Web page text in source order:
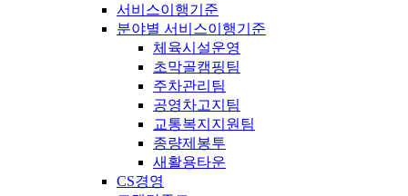
서비스이행기준
분야별 서비스이행기준
체육시설운영
초막골캠핑팀
주차관리팀
공영차고지팀
교통복지지원팀
종량제봉투
새활용타운
CS경영